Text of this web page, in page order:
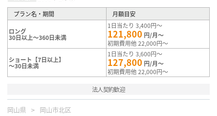
プラン名・期間 月額目安
ロング
30日以上～360日未満
1日当たり 3,400円～
121,800 円/月～
初期費用他 22,000円～
ショート【7日以上】
～30日未満
1日当たり 3,600円～
127,800 円/月～
初期費用他 22,000円～
法人契約歓迎
岡山県 岡山市北区